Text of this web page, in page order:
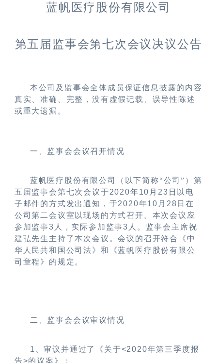
蓝帆医疗股份有限公司
第五届监事会第七次会议决议公告
本公司及监事会全体成员保证信息披露的内容
真实、准确、完整，没有虚假记载、误导性陈述
或重大遗漏。
一、监事会会议召开情况
蓝帆医疗股份有限公司（以下简称“公司” ）第
五届监事会第七次会议于2020年10 月 23 日以电
子邮件的方式发出通知，于2020年10 月 28 日在
公司第二会议室以现场的方式召开。本次会议应
参加监事3 人，实际参加监事3 人。监事会主席祝
建弘先生主持了本次会议。会议的召开符合《中
华人民共和国公司法》和《蓝帆医疗股份有限公
司章程》的规定。
二、监事会会议审议情况
1 、审议并通过了《关于<2020年第三季度报
告>的议案》；